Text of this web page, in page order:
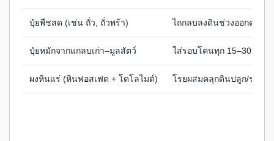
ปุ๋ยพืชสด (เช่น ถั่ว, ถั่วพร้า) ไถกลบลงดินช่วงออกดอก
ปุ๋ยหมักจากแกลบเก่า–มูลสัตว์ ใส่รอบโคนทุก 15–30 วัน
ผงหินแร่ (หินฟอสเฟต + โดโลไมต์) โรยผสมคลุกดินปลูก/รองก้